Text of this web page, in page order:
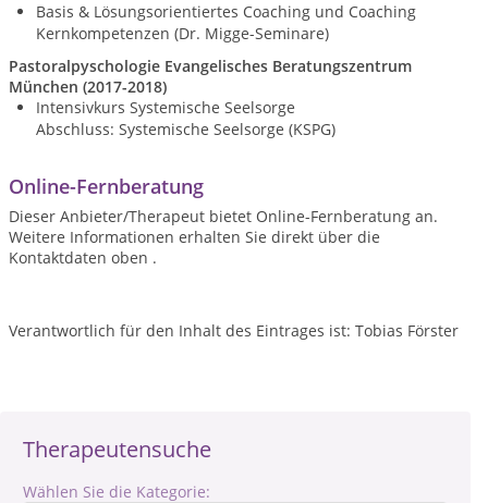
Therapeutensuche
Wählen Sie die Kategorie:
Basis & Lösungsorientiertes Coaching und Coaching
Kernkompetenzen (Dr. Migge-Seminare)
Pastoralpyschologie Evangelisches Beratungszentrum
München (2017-2018)
Intensivkurs Systemische Seelsorge
Abschluss: Systemische Seelsorge (KSPG)
Online-Fernberatung
Dieser Anbieter/Therapeut bietet Online-Fernberatung an.
Weitere Informationen erhalten Sie direkt über die
Kontaktdaten oben .
Verantwortlich für den Inhalt des Eintrages ist: Tobias Förster